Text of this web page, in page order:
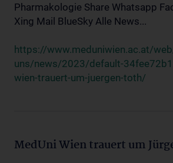
Pharmakologie Share Whatsapp
Xing Mail BlueSky Alle News...
https://www.meduniwien.ac.at/
uns/news/2023/default-
wien-trauert-um-juergen-toth/
MedUni Wien trauert um